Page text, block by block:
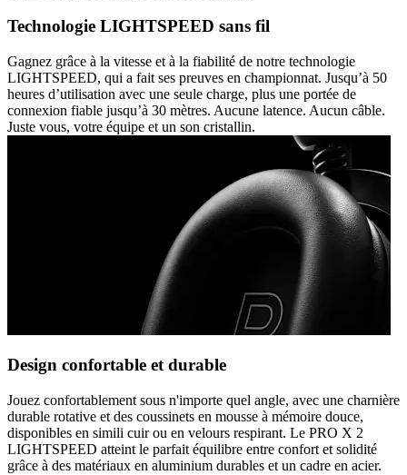
Technologie LIGHTSPEED sans fil
Gagnez grâce à la vitesse et à la fiabilité de notre technologie
LIGHTSPEED, qui a fait ses preuves en championnat. Jusqu’à 50
heures d’utilisation avec une seule charge, plus une portée de
connexion fiable jusqu’à 30 mètres. Aucune latence. Aucun câble.
Juste vous, votre équipe et un son cristallin.
Design confortable et durable
Jouez confortablement sous n'importe quel angle, avec une charnière
durable rotative et des coussinets en mousse à mémoire douce,
disponibles en simili cuir ou en velours respirant. Le PRO X 2
LIGHTSPEED atteint le parfait équilibre entre confort et solidité
grâce à des matériaux en aluminium durables et un cadre en acier.